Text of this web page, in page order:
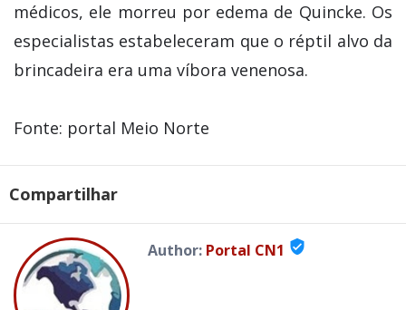
médicos, ele morreu por edema de Quincke. Os
especialistas estabeleceram que o réptil alvo da
brincadeira era uma víbora venenosa.
Fonte: portal Meio Norte
Compartilhar
Author: Portal CN1 verified_user